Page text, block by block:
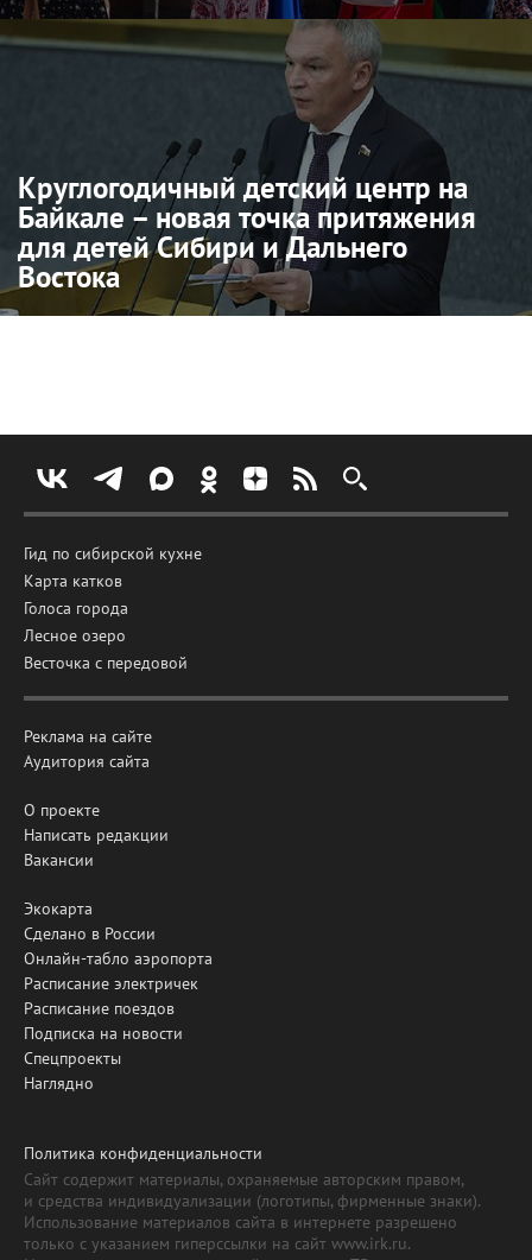
Круглогодичный детский центр на
Байкале – новая точка притяжения
для детей Сибири и Дальнего
Востока
Гид по сибирской кухне
Карта катков
Голоса города
Лесное озеро
Весточка с передовой
Реклама на сайте
Аудитория сайта
О проекте
Написать редакции
Вакансии
Экокарта
Сделано в России
Онлайн-табло аэропорта
Расписание электричек
Расписание поездов
Подписка на новости
Спецпроекты
Наглядно
Политика конфиденциальности
Сайт содержит материалы, охраняемые авторским правом,
и средства индивидуализации (логотипы, фирменные знаки).
Использование материалов сайта в интернете разрешено
только с указанием гиперссылки на сайт www.irk.ru.